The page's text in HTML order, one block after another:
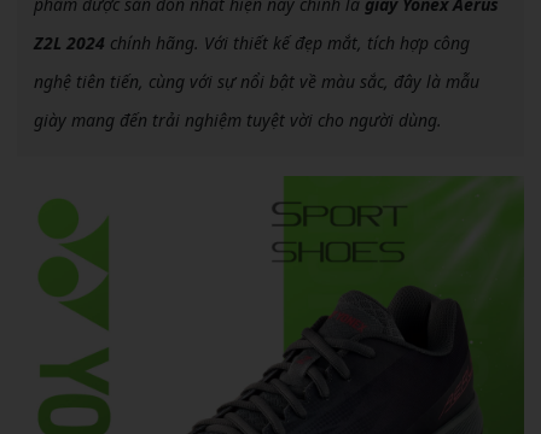
Z2L 2024 chính hãng. Với thiết kế đẹp mắt, tích hợp công
nghệ tiên tiến, cùng với sự nổi bật về màu sắc, đây là mẫu
giày mang đến trải nghiệm tuyệt vời cho người dùng.